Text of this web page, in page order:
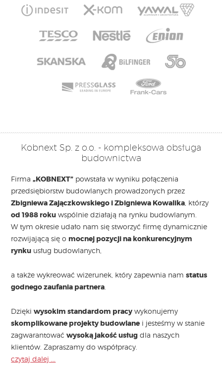
Kobnext Sp. z o.o. - kompleksowa obsługa
budownictwa
Firma„KOBNEXT” powstała w wyniku połączenia
przedsiębiorstw budowlanych prowadzonych przez
Zbigniewa Zajączkowskiego i Zbigniewa Kowalika , którzy
od 1988 roku wspólnie działają na rynku budowlanym.
W tym okresie udało nam się stworzyć firmę dynamicznie
rozwijającą się o mocnej pozycji na konkurencyjnym
rynku usług budowlanych,
a także wykreować wizerunek, który zapewnia namstatus
godnego zaufania partnera
Dziękiwysokim standardom pracy wykonujemy
skomplikowane projekty budowlane i jesteśmy w stanie
zagwarantowaćwysoką jakość usług dla naszych
klientów. Zapraszamy do współpracy.
czytaj dalej ...